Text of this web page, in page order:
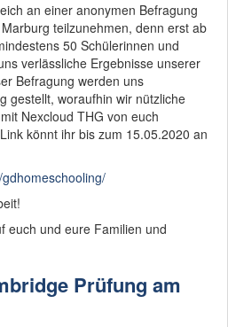
an einer anonymen Befragung
teilzunehmen, denn erst ab
50 Schülerinnen und
verlässliche Ergebnisse unserer
Befragung werden uns
gestellt, woraufhin wir nützliche
Nexcloud THG von euch
könnt ihr bis zum 15.05.2020 an
euch und eure Familien und
Prüfung am